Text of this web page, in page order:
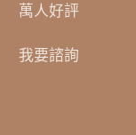
萬人好評
我要諮詢